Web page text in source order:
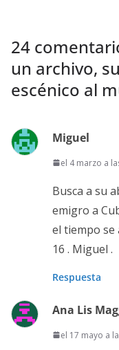
24
un archivo,
escénico al
Miguel
el 4 marzo a
Busca a su
emigro a
el tiempo se
16 . Miguel .
Respuesta
Ana Lis
el 17 mayo a